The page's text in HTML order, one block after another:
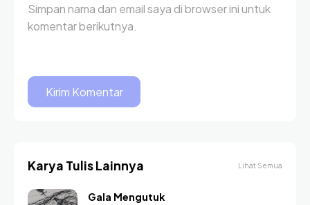
Simpan nama dan email saya di browser ini untuk
komentar berikutnya.
Karya Tulis Lainnya Lihat Semua
Gala Mengutuk